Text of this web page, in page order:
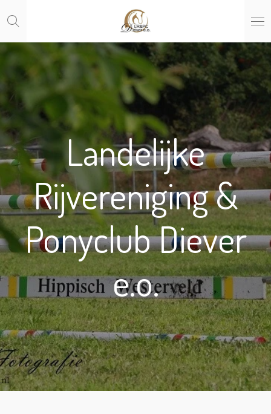
direct
de
hoofdinhoud
Landelijke
Rijvereniging &
Ponyclub Diever
e.o.